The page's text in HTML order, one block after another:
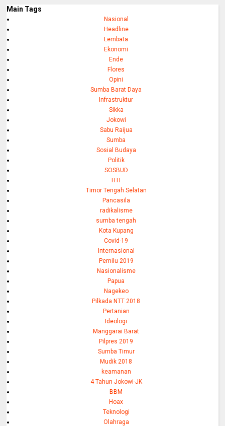
Main Tags
Nasional
Headline
Lembata
Ekonomi
Ende
Flores
Opini
Sumba Barat Daya
Infrastruktur
Sikka
Jokowi
Sabu Raijua
Sumba
Sosial Budaya
Politik
SOSBUD
HTI
Timor Tengah Selatan
Pancasila
radikalisme
sumba tengah
Kota Kupang
Covid-19
Internasional
Pemilu 2019
Nasionalisme
Papua
Nagekeo
Pilkada NTT 2018
Pertanian
Ideologi
Manggarai Barat
Pilpres 2019
Sumba Timur
Mudik 2018
keamanan
4 Tahun Jokowi-JK
BBM
Hoax
Teknologi
Olahraga